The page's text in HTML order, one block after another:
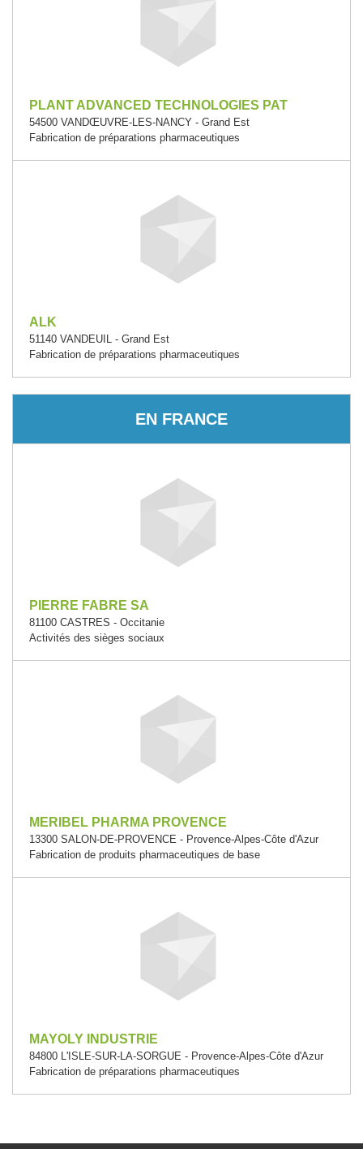
PLANT ADVANCED TECHNOLOGIES PAT
54500 VANDŒUVRE-LES-NANCY - Grand Est
Fabrication de préparations pharmaceutiques
ALK
51140 VANDEUIL - Grand Est
Fabrication de préparations pharmaceutiques
EN FRANCE
PIERRE FABRE SA
81100 CASTRES - Occitanie
Activités des sièges sociaux
MERIBEL PHARMA PROVENCE
13300 SALON-DE-PROVENCE - Provence-Alpes-Côte d'Azur
Fabrication de produits pharmaceutiques de base
MAYOLY INDUSTRIE
84800 L'ISLE-SUR-LA-SORGUE - Provence-Alpes-Côte d'Azur
Fabrication de préparations pharmaceutiques